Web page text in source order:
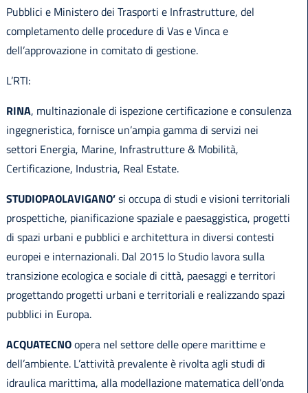
Pubblici e Ministero dei Trasporti e Infrastrutture, del
completamento delle procedure di Vas e Vinca e
dell’approvazione in comitato di gestione.
L’RTI:
RINA, multinazionale di ispezione certificazione e consulenza
ingegneristica, fornisce un’ampia gamma di servizi nei
settori Energia, Marine, Infrastrutture & Mobilità,
Certificazione, Industria, Real Estate.
STUDIOPAOLAVIGANO’si occupa di studi e visioni territoriali
prospettiche, pianificazione spaziale e paesaggistica, progetti
di spazi urbani e pubblici e architettura in diversi contesti
europei e internazionali. Dal 2015 lo Studio lavora sulla
transizione ecologica e sociale di città, paesaggi e territori
progettando progetti urbani e territoriali e realizzando spazi
pubblici in Europa.
ACQUATECNOopera nel settore delle opere marittime e
dell’ambiente. L’attività prevalente è rivolta agli studi di
idraulica marittima, alla modellazione matematica dell’onda